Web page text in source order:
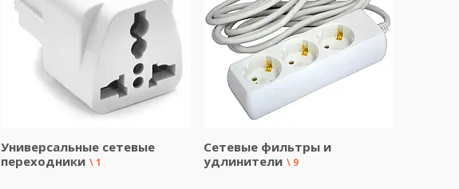
Универсальные сетевые
переходники
1
Сетевые фильтры и
удлинители
9